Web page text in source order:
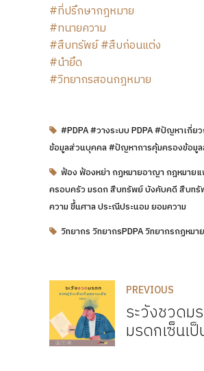
#ที่ปรึกษากฎหมาย
#ทนายความ
#สืบทรัพย์#สืบก่อนแต่ง
#นำยึด
#วิทยากรสอนกฎหมาย
#PDPA #วางระบบ PDPA #ปัญหาเกี่ย
ข้อมูลส่วนบุคคล #ปัญหาการคุ้มครองข้อมู
ฟ้อง ฟ้องหย่า กฏหมายอาญา กฎหมาย
ครอบครัว มรดก สืบทรัพย์ บังคับคดี สืบทรั
ความ ขึ้นศาล ประณีประนอม ยอมความ
วิทยากร วิทยากรPDPA วิทยากรกฏหมา
PREVIOUS
ระวังชวดม
มรดกเซ็นเ